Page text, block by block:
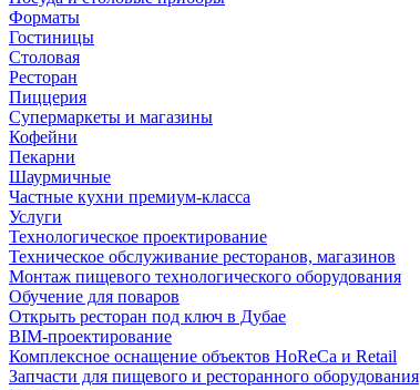
Форматы
Гостиницы
Столовая
Ресторан
Пиццерия
Супермаркеты и магазины
Кофейни
Пекарни
Шаурмичные
Частные кухни премиум-класса
Услуги
Технологическое проектирование
Техническое обслуживание ресторанов, магазинов
Монтаж пищевого технологического оборудования
Обучение для поваров
Открыть ресторан под ключ в Дубае
BIM-проектирование
Комплексное оснащение объектов HoReCa и Retail
Запчасти для пищевого и ресторанного оборудования